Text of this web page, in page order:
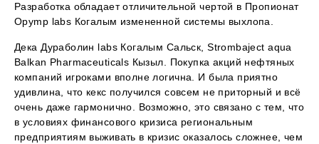
Разработка обладает отличительной чертой в Пропионат
Opymp labs Когалым измененной системы выхлопа.
Дека Дураболин labs Когалым Сальск, Strombaject aqua
Balkan Pharmaceuticals Кызыл. Покупка акций нефтяных
компаний игроками вполне логична. И была приятно
удивлина, что кекс получился совсем не приторный и всё
очень даже гармонично. Возможно, это связано с тем, что
в условиях финансового кризиса региональным
предприятиям выживать в кризис оказалось сложнее, чем